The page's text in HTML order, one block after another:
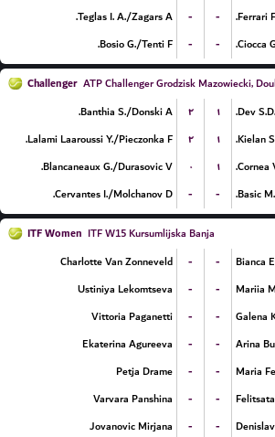
Teglas I. A./Zagars A.
- -
Ferrari
Bosio G./Tenti F.
- - Ciocca
Challenger ATP Challenger Grodzisk Mazowiecki,
Banthia S./Donski A.
۲ ۱
Dev
Lalami Laaroussi Y./Pieczonka F.
۲ ۱
Kielan
Blancaneaux G./Durasovic V.
۰ ۱
Cornea
Cervantes I./Molchanov D.
- - Basic
ITF Women ITF W15 Kursumlijska Banja
Charlotte Van Zonneveld
- -
Bianca
Ustiniya Lekomtseva
- -
Mariia
Vittoria Paganetti
- -
Galena
Ekaterina Agureeva
- -
Arina
Petja Drame
- -
Maria
Varvara Panshina
- -
Jovanovic Mirjana
- -